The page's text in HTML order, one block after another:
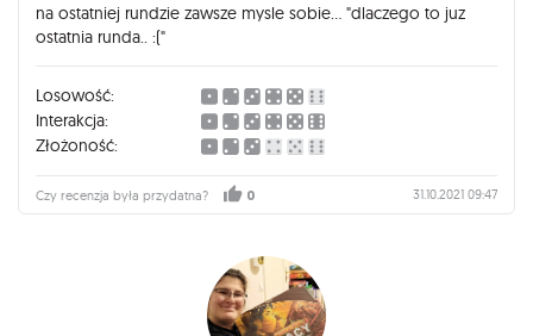
na ostatniej rundzie zawsze mysle sobie... "dlaczego to juz
ostatnia runda.. :("
Losowość:
Interakcja:
Złożoność:
Czy recenzja była przydatna? 0 31.10.2021 09:47